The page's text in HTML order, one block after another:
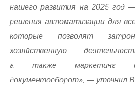
нашего развития на 2025 год
решения автоматизации для
которые позволят
хозяйственную
а также маркетинг и
документооборот», — уточнил